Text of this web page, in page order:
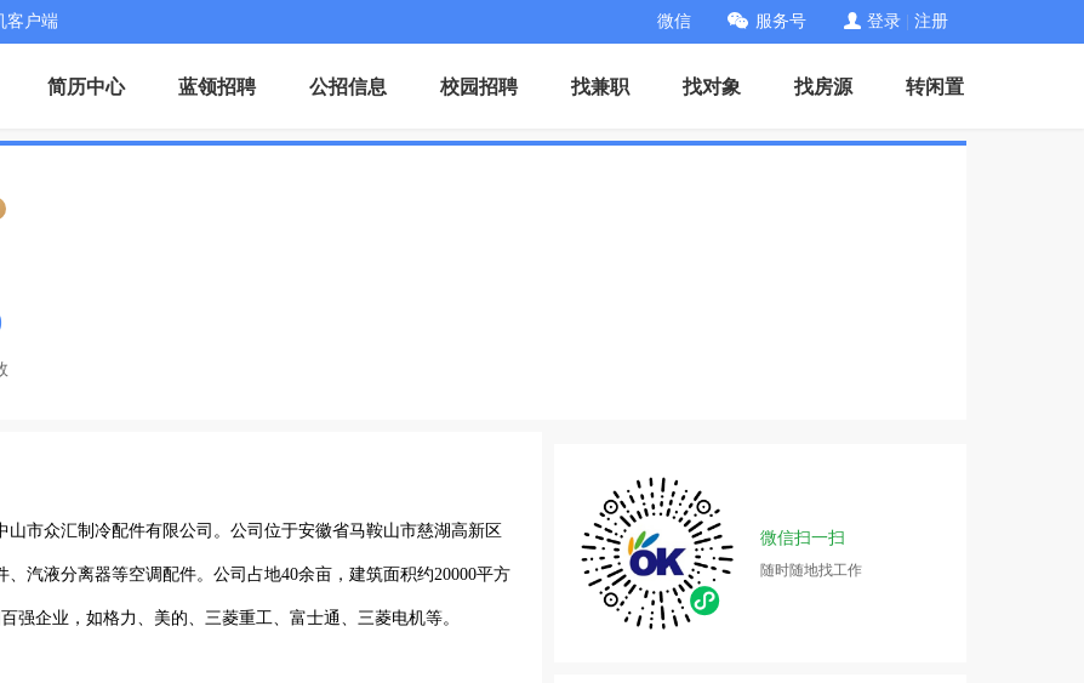
客户端 微信 服务号 登录 注册
简历中心 蓝领招聘 公招信息 校园招聘 找兼职 找对象 找房源 转闲置
市众汇制冷配件有限公司。公司位于安徽省马鞍山市慈湖高新区
汽液分离器等空调配件。公司占地40余亩，建筑面积约20000平方
强企业，如格力、美的、三菱重工、富士通、三菱电机等。
微信扫一扫
随时随地找工作